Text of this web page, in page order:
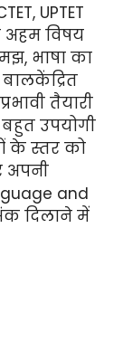
UPTET
अहम विषय
भाषा का
तैयारी
उपयोगी
के स्तर को
अपनी
and
दिलाने में